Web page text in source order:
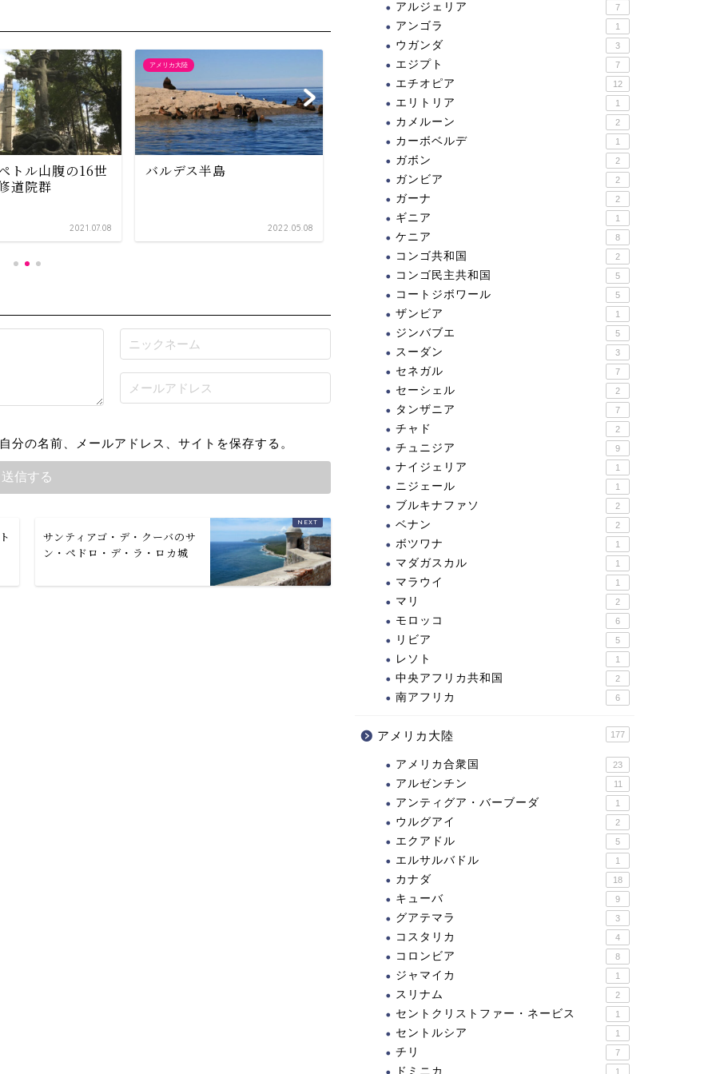
トル山腹の16世
道院群
2021.07.08
アメリカ大陸
バルデス半島
2022.05.08
アメリカ大陸
ミステイクン・ポイント
ポポカテペトル山腹の16世
紀初頭の修道院群
分の名前、メールアドレス、サイトを保存する。
サンティアゴ・デ・クーバのサ
ン・ペドロ・デ・ラ・ロカ城
アルジェリア 7
アンゴラ 1
ウガンダ 3
エジプト 7
エチオピア 12
エリトリア 1
カメルーン 2
カーボベルデ 1
ガボン 2
ガンビア 2
ガーナ 2
ギニア 1
ケニア 8
コンゴ共和国 2
コンゴ民主共和国 5
コートジボワール 5
ザンビア 1
ジンバブエ 5
スーダン 3
セネガル 7
セーシェル 2
タンザニア 7
チャド 2
チュニジア 9
ナイジェリア 1
ニジェール 1
ブルキナファソ 2
ベナン 2
ボツワナ 1
マダガスカル 1
マラウイ 1
マリ 2
モロッコ 6
リビア 5
レソト 1
中央アフリカ共和国 2
南アフリカ 6
アメリカ大陸 177
アメリカ合衆国 23
アルゼンチン 11
アンティグア・バーブーダ 1
ウルグアイ 2
エクアドル 5
エルサルバドル 1
カナダ 18
キューバ 9
グアテマラ 3
コスタリカ 4
コロンビア 8
ジャマイカ 1
スリナム 2
セントクリストファー・ネービス 1
セントルシア 1
チリ 7
ドミニカ 1